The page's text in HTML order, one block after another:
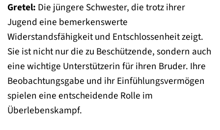
Gretel: Die jüngere Schwester, die trotz ihrer
Jugend eine bemerkenswerte
Widerstandsfähigkeit und Entschlossenheit zeigt.
Sie ist nicht nur die zu Beschützende, sondern auch
eine wichtige Unterstützerin für ihren Bruder. Ihre
Beobachtungsgabe und ihr Einfühlungsvermögen
spielen eine entscheidende Rolle im
Überlebenskampf.